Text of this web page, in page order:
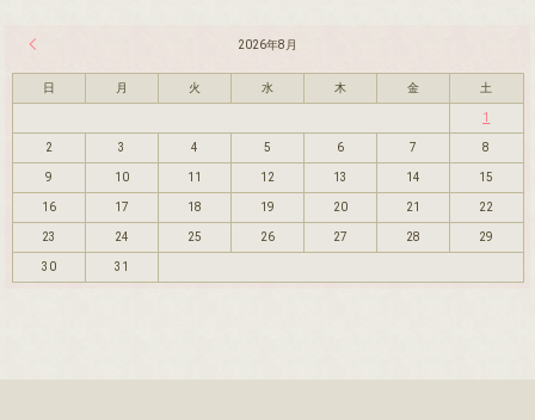
2026年8月
日 月 火 水 木 金 土
1
2 3 4 5 6 7 8
9 10 11 12 13 14 15
16 17 18 19 20 21 22
23 24 25 26 27 28 29
30 31